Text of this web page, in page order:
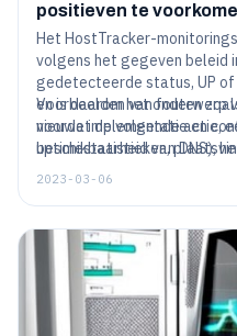
positieven te
Het HostTracker-
volgens het gegeven beleid
gedetecteerde status, UP of
en is daarom het onderwerp
voordat de volgende actie,
uptimestatistieken,
Voorbeelden van fouten
nieuwe implementatie en
beschikbaarheid van DNS),
van lokale sites,
geconfigureerde geolocatie.
2023-03-06